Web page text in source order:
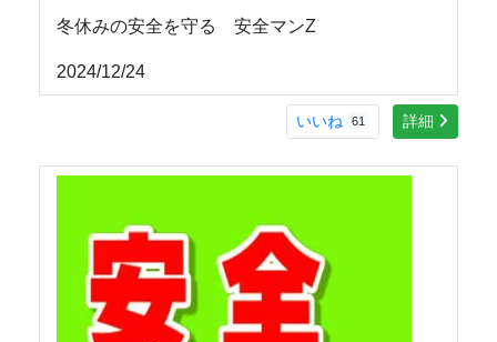
冬休みの安全を守る 安全マンZ
2024/12/24
いいね 61 詳細